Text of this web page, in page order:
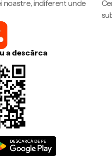
noastre, indiferent unde
a descărca